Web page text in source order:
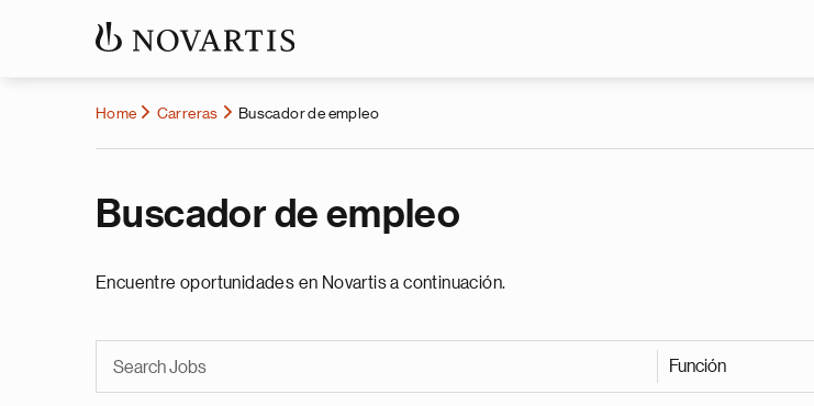
Home Carreras Buscador de empleo
Buscador de empleo
Encuentre oportunidades en Novartis a continuación.
Función